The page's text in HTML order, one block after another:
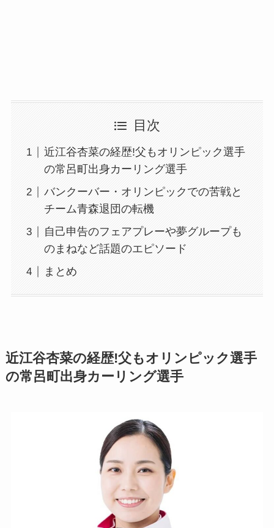
目次
近江谷杏菜の経歴!父もオリンピック選手
の常呂町出身カーリング選手
バンクーバー・オリンピックでの苦戦と
チーム青森退団の転機
自己申告のフェアプレーや夢グループも
のまねなど話題のエピソード
まとめ
近江谷杏菜の経歴!父もオリンピック選手
の常呂町出身カーリング選手